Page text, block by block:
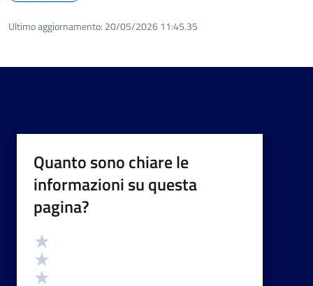
Ultimo aggiornamento: 20/05/2026 11:45.35
Quanto sono chiare le
informazioni su questa
pagina?
Valutazione